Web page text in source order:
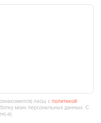
сполитикой
моих персональных данных. С